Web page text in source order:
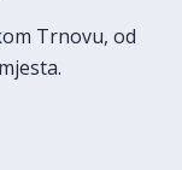
Trnovu, od